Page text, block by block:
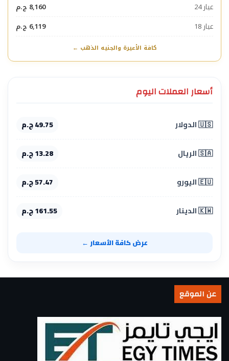
عيار 24
8,160 ج.م
عيار 18
6,119 ج.م
كافة الأعيرة والجنيه الذهب ←
أسعار العملات اليوم
🇺🇸 الدولار 49.75 ج.م
🇸🇦 الريال 13.28 ج.م
🇪🇺 اليورو 57.47 ج.م
🇰🇼 الدينار 161.55 ج.م
عرض كافة الأسعار ←
عن الموقع